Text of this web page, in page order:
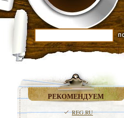
РЕКОМЕНДУЕМ
REG.RU